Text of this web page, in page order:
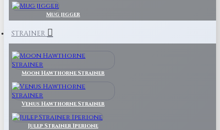
Mug jigger
STRAINER
Moon Hawthorne Strainer
Venus Hawthorne Strainer
Julep Strainer Iperione